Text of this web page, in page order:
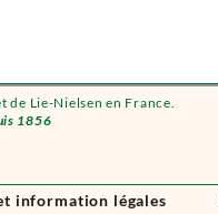
de Lie-Nielsen en France.
1856
information légales